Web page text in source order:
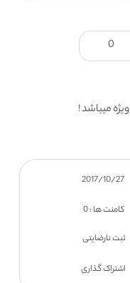
0
میباشد !
2017/10/27
کامنت ها : 0
ثبت نارضایتی
اشتراک گذاری